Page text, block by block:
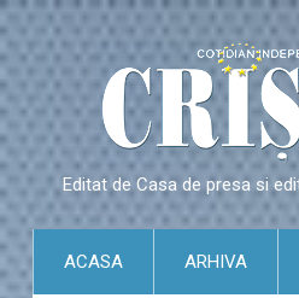
Editat de Casa de presa si
ACASA ARHIVA